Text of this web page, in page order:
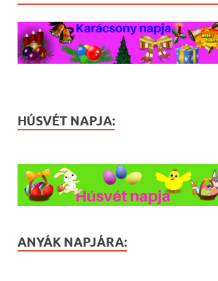
HÚSVÉT NAPJA:
ANYÁK NAPJÁRA: